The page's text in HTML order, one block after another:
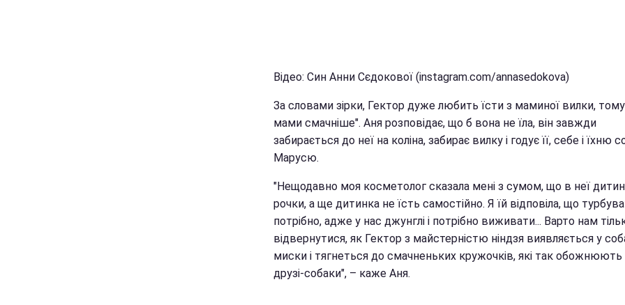
Відео: Син Анни Сєдокової (instagram.com/annasedokova)
За словами зірки, Гектор дуже любить їсти з маминої вилки,
мами смачніше". Аня розповідає, що б вона не їла, він завжди
забирається до неї на коліна, забирає вилку і годує її, себе і їхню
Марусю.
"Нещодавно моя косметолог сказала мені з сумом, що в неї
рочки, а ще дитинка не їсть самостійно. Я їй відповіла, що
потрібно, адже у нас джунглі і потрібно виживати... Варто нам
відвернутися, як Гектор з майстерністю ніндзя виявляється у
миски і тягнеться до смачненьких кружочків, які так обожнюють
друзі-собаки", – каже Аня.